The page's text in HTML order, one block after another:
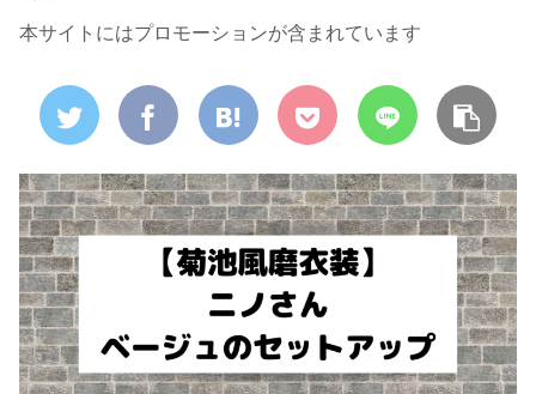
本サイトにはプロモーションが含まれています